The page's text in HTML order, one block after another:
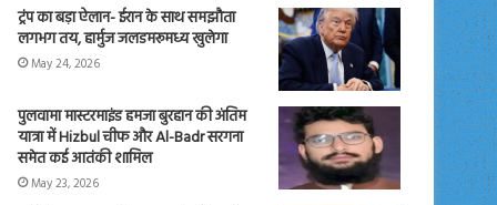
ट्रंप का बड़ा ऐलान- ईरान के साथ समझौता
लगभग तय, हार्मुज जलडमरूमध्य खुलेगा
May 24, 2026
पुलवामा मास्टरमाइंड हमजा बुरहान की अंतिम
यात्रा में Hizbul चीफ और Al-Badr सरगना
समेत कई आतंकी शामिल
May 23, 2026